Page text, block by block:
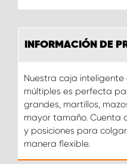
INFORMACIÓN DE
Nuestra caja
múltiples es perfecta
grandes, martillos,
mayor tamaño. Cuenta
y posiciones para
manera flexible.